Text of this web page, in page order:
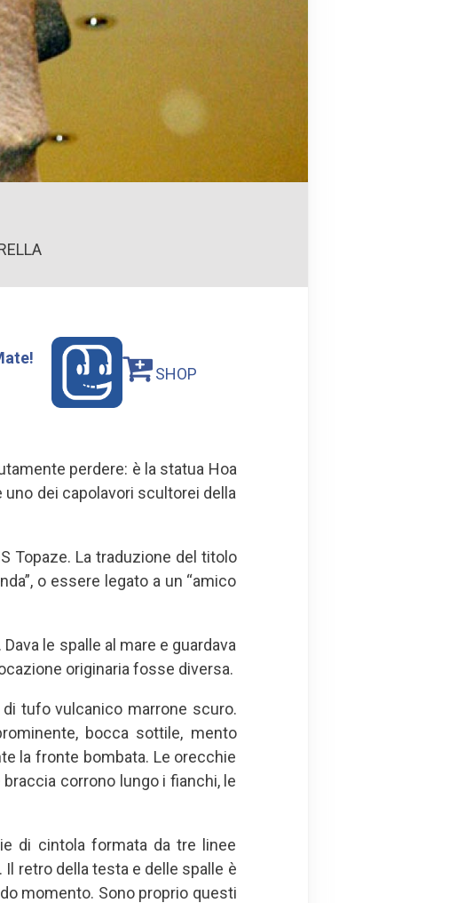
SHOP
perdere: è la statua Hoa
uno dei capolavori scultorei della
Topaze. La traduzione del titolo
o essere legato a un “amico
le spalle al mare e guardava
originaria fosse diversa.
tufo vulcanico marrone scuro.
bocca sottile, mento
la fronte bombata. Le orecchie
corrono lungo i fianchi, le
di cintola formata da tre linee
retro della testa e delle spalle è
momento. Sono proprio questi